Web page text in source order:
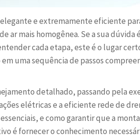
e extremamente eficiente
mais homogênea. Se a sua dúvida
cada etapa, este é o lugar
uma sequência de passos
detalhado, passando pela
elétricas e a eficiente rede de
e como garantir que a
é fornecer o conhecimento